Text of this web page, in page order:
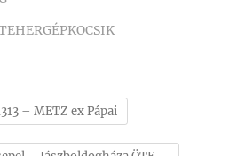
– METZ ex Pápai